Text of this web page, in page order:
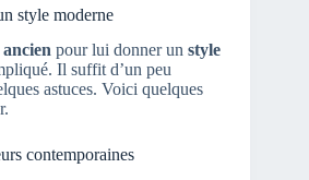
style moderne
pour lui donner un style
Il suffit d’un peu
astuces. Voici quelques
contemporaines